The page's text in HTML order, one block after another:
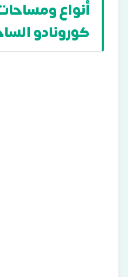
أنواع
كورونادو